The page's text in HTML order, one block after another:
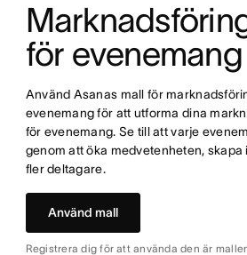
för evenemang
Använd Asanas mall för
evenemang för att utforma dina
för evenemang. Se till att varje
genom att öka medvetenheten,
fler deltagare.
Använd mall
Registrera dig för att använda den är